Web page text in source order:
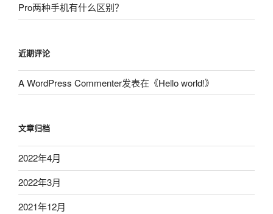
Pro两种手机有什么区别？
近期评论
A WordPress Commenter发表在《Hello world!》
文章归档
2022年4月
2022年3月
2021年12月